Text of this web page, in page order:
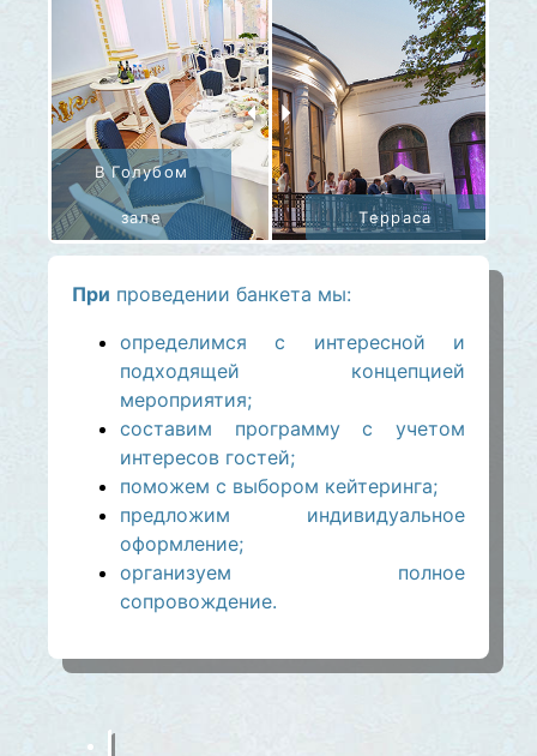
При проведении банкета мы:
определимся с интересной и
подходящей концепцией
мероприятия;
составим программу с учетом
интересов гостей;
поможем с выбором кейтеринга;
предложим индивидуальное
оформление;
организуем полное
сопровождение.